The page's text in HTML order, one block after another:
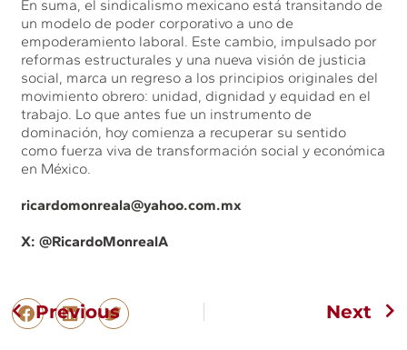
En suma, el sindicalismo mexicano está transitando de
un modelo de poder corporativo a uno de
empoderamiento laboral. Este cambio, impulsado por
reformas estructurales y una nueva visión de justicia
social, marca un regreso a los principios originales del
movimiento obrero: unidad, dignidad y equidad en el
trabajo. Lo que antes fue un instrumento de
dominación, hoy comienza a recuperar su sentido
como fuerza viva de transformación social y económica
en México.
ricardomonreala@yahoo.com.mx
X: @RicardoMonrealA
Previous Next